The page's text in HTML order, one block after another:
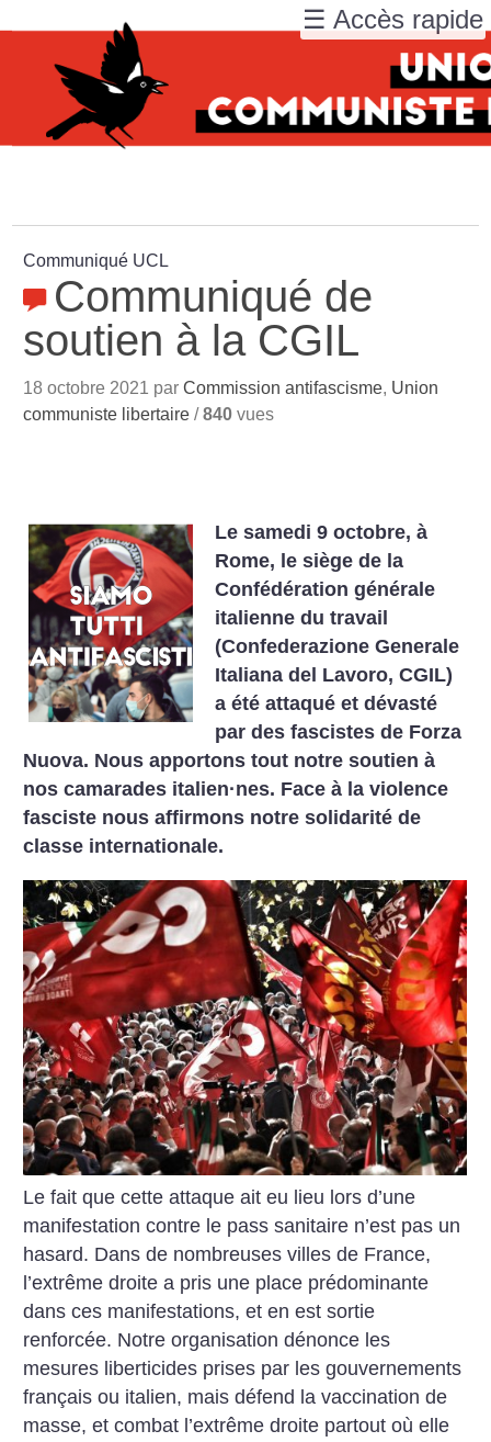
Communiqué UCL
Communiqué de
soutien à la CGIL
18 octobre 2021 parCommission antifascisme, Union
communiste libertaire /840 vues
Le samedi 9 octobre, à
Rome, le siège de la
Confédération générale
italienne du travail
(Confederazione Generale
Italiana del Lavoro, CGIL)
a été attaqué et dévasté
par des fascistes de Forza
Nuova. Nous apportons tout notre soutien à
nos camarades italien·nes. Face à la violence
fasciste nous affirmons notre solidarité de
classe internationale.
Le fait que cette attaque ait eu lieu lors d’une
manifestation contre le pass sanitaire n’est pas un
hasard. Dans de nombreuses villes de France,
l’extrême droite a pris une place prédominante
dans ces manifestations, et en est sortie
renforcée. Notre organisation dénonce les
mesures liberticides prises par les gouvernements
français ou italien, mais défend la vaccination de
masse, et combat l’extrême droite partout où elle
☰ Accès rapide